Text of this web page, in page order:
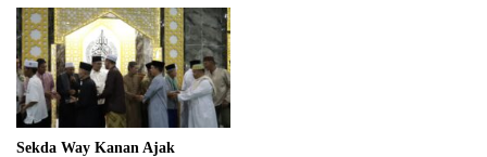
Sekda Way Kanan Ajak